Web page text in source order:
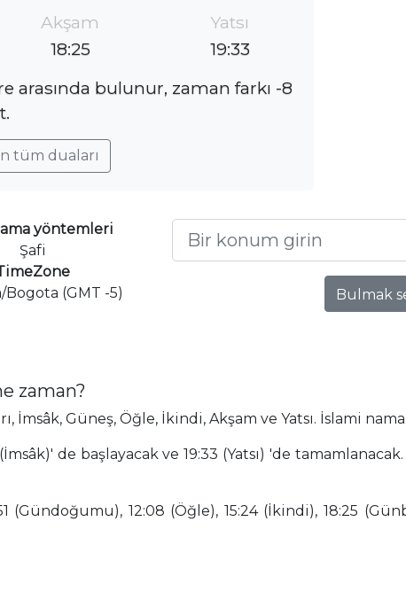
Akşam
18:25
Yatsı
19:33
arasında bulunur, zaman farkı -8
tüm duaları
yöntemleri
Şafi
Bogota (GMT -5)
Bulmak
zaman?
İmsâk, Güneş, Öğle, İkindi, Akşam ve Yatsı. İslami
de başlayacak ve 19:33 (Yatsı) 'de tamamlanacak.
12:08 (Öğle), 15:24 (İkindi), 18:25